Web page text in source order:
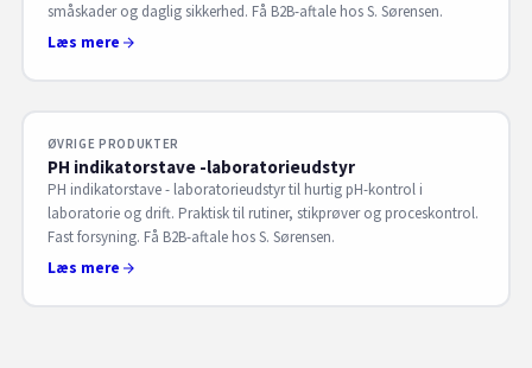
småskader og daglig sikkerhed. Få B2B-aftale hos S. Sørensen.
Læs mere
ØVRIGE PRODUKTER
PH indikatorstave -laboratorieudstyr
PH indikatorstave - laboratorieudstyr til hurtig pH-kontrol i
laboratorie og drift. Praktisk til rutiner, stikprøver og proceskontrol.
Fast forsyning. Få B2B-aftale hos S. Sørensen.
Læs mere